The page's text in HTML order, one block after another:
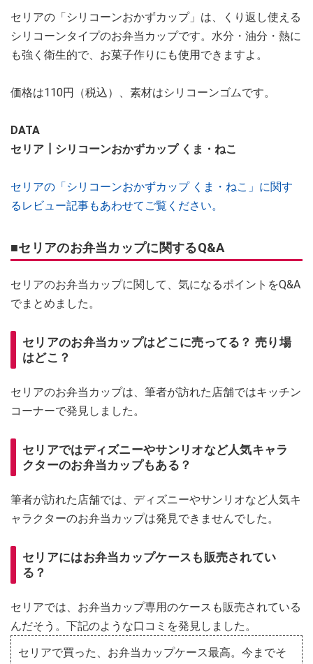
セリアの「シリコーンおかずカップ」は、くり返し使える
シリコーンタイプのお弁当カップです。水分・油分・熱に
も強く衛生的で、お菓子作りにも使用できますよ。
価格は110円（税込）、素材はシリコーンゴムです。
DATA
セリア┃シリコーンおかずカップ くま・ねこ
セリアの「シリコーンおかずカップ くま・ねこ」に関す
るレビュー記事もあわせてご覧ください。
■セリアのお弁当カップに関するQ&A
セリアのお弁当カップに関して、気になるポイントをQ&A
でまとめました。
セリアのお弁当カップはどこに売ってる？ 売り場
はどこ？
セリアのお弁当カップは、筆者が訪れた店舗ではキッチン
コーナーで発見しました。
セリアではディズニーやサンリオなど人気キャラ
クターのお弁当カップもある？
筆者が訪れた店舗では、ディズニーやサンリオなど人気キ
ャラクターのお弁当カップは発見できませんでした。
セリアにはお弁当カップケースも販売されてい
る？
セリアでは、お弁当カップ専用のケースも販売されている
んだそう。下記のような口コミを発見しました。
セリアで買った、お弁当カップケース最高。今までそ